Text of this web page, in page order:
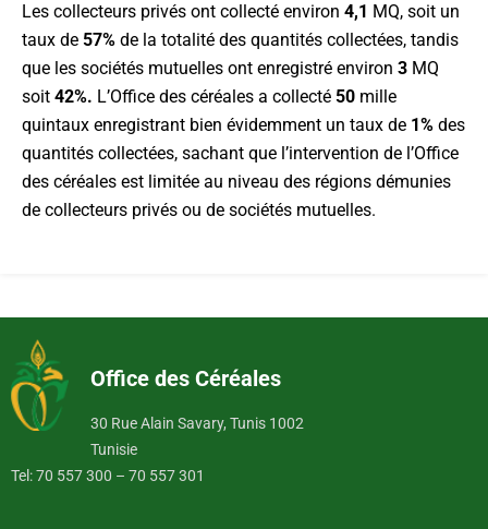
Les collecteurs privés ont collecté environ 4,1 MQ, soit un
taux de 57% de la totalité des quantités collectées, tandis
que les sociétés mutuelles ont enregistré environ 3 MQ
soit 42%. L’Office des céréales a collecté 50 mille
quintaux enregistrant bien évidemment un taux de 1% des
quantités collectées, sachant que l’intervention de l’Office
des céréales est limitée au niveau des régions démunies
de collecteurs privés ou de sociétés mutuelles.
Office des Céréales
30 Rue Alain Savary, Tunis 1002
Tunisie
Tel: 70 557 300 – 70 557 301